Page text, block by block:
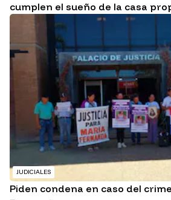
cumplen el sueño de la casa
JUDICIALES
Piden condena en caso del